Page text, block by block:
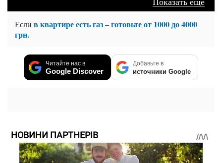
Если в квартире есть газ – готовьте от 1000 до 4000
грн.
Читайте нас в
Google Discover
Добавьте в
источники Google
НОВИНИ ПАРТНЕРІВ